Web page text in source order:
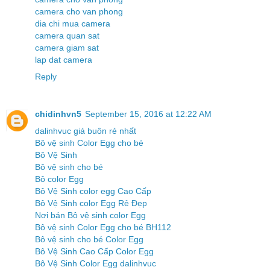
camera cho van phong
dia chi mua camera
camera quan sat
camera giam sat
lap dat camera
Reply
chidinhvn5 September 15, 2016 at 12:22 AM
dalinhvuc giá buôn rẻ nhất
Bô vệ sinh Color Egg cho bé
Bô Vệ Sinh
Bô vệ sinh cho bé
Bô color Egg
Bô Vệ Sinh color egg Cao Cấp
Bô Vệ Sinh color Egg Rẻ Đẹp
Nơi bán Bô vệ sinh color Egg
Bô vệ sinh Color Egg cho bé BH112
Bô vệ sinh cho bé Color Egg
Bô Vệ Sinh Cao Cấp Color Egg
Bô Vệ Sinh Color Egg dalinhvuc